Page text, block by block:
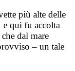
più alte delle
e qui fu accolta
dal mare
– un tale